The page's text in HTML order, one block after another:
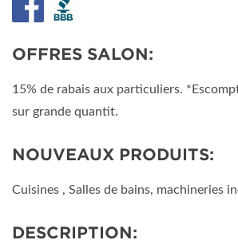
OFFRES SALON:
15% de rabais aux particuliers.
sur grande quantit.
NOUVEAUX PRODUITS:
Cuisines , Salles de bains, machineries
DESCRIPTION: